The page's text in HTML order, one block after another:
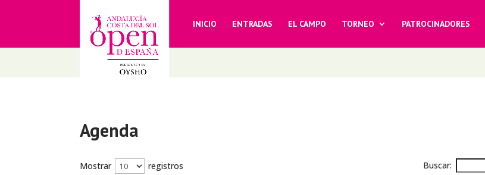
INICIO ENTRADAS EL CAMPO TORNEO PATROCINADORES
Agenda
Mostrar registros
Buscar: